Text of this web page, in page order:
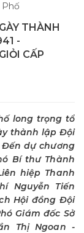
THÀNH
-
CẤP
long trọng tổ
thành lập Đội
Đến dự chương
Bí thư Thành
hiệp Thanh
Nguyễn Tiến
Hội đồng Đội
Giám đốc Sở
Thị Ngoan -